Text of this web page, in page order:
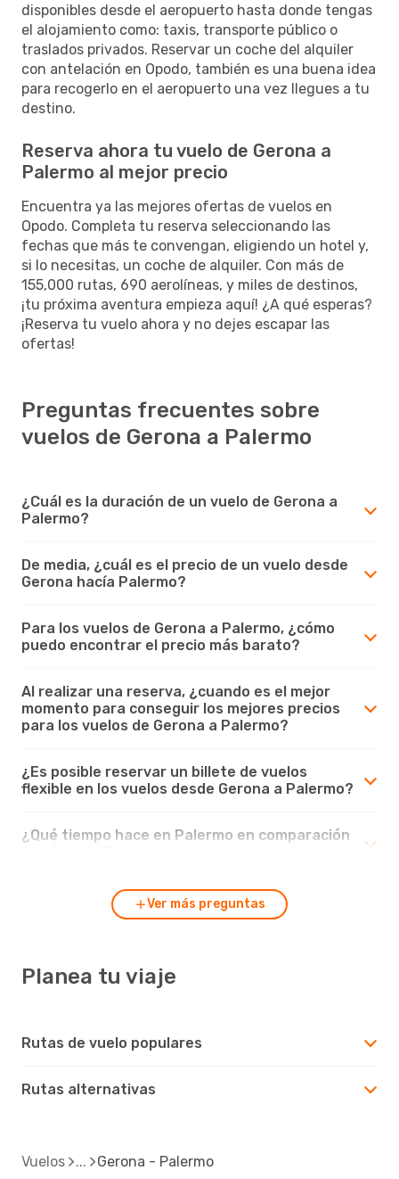
disponibles desde el aeropuerto hasta donde tengas
el alojamiento como: taxis, transporte público o
traslados privados. Reservar un coche del alquiler
con antelación en Opodo, también es una buena idea
para recogerlo en el aeropuerto una vez llegues a tu
destino.
Reserva ahora tu vuelo de Gerona a
Palermo al mejor precio
Encuentra ya las mejores ofertas de vuelos en
Opodo. Completa tu reserva seleccionando las
fechas que más te convengan, eligiendo un hotel y,
si lo necesitas, un coche de alquiler. Con más de
155,000 rutas, 690 aerolíneas, y miles de destinos,
¡tu próxima aventura empieza aquí! ¿A qué esperas?
¡Reserva tu vuelo ahora y no dejes escapar las
ofertas!
Preguntas frecuentes sobre
vuelos de Gerona a Palermo
¿Cuál es la duración de un vuelo de Gerona a
Palermo?
De media, ¿cuál es el precio de un vuelo desde
Gerona hacía Palermo?
Para los vuelos de Gerona a Palermo, ¿cómo
puedo encontrar el precio más barato?
Al realizar una reserva, ¿cuando es el mejor
momento para conseguir los mejores precios
para los vuelos de Gerona a Palermo?
¿Es posible reservar un billete de vuelos
flexible en los vuelos desde Gerona a Palermo?
¿Qué tiempo hace en Palermo en comparación
Ver más preguntas
Planea tu viaje
Rutas de vuelo populares
Rutas alternativas
Vuelos Gerona - Palermo